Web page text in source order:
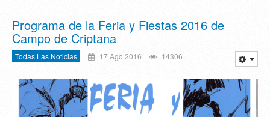
Programa de la Feria y Fiestas 2016 de
Campo de Criptana
Todas Las Noticias 17 Ago 2016 14306